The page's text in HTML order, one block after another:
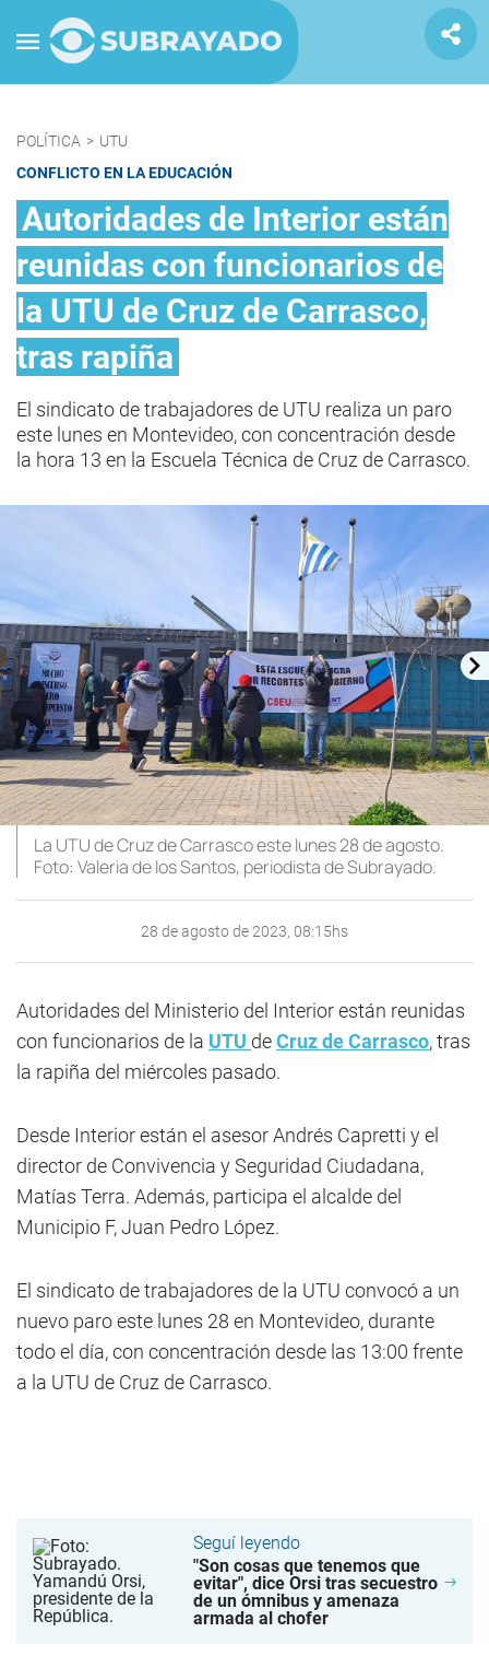
POLÍTICA > UTU
CONFLICTO EN LA EDUCACIÓN
Autoridades de Interior están
reunidas con funcionarios de
la UTU de Cruz de Carrasco,
tras rapiña
El sindicato de trabajadores de UTU realiza un paro
este lunes en Montevideo, con concentración desde
la hora 13 en la Escuela Técnica de Cruz de Carrasco.
La UTU de Cruz de Carrasco este lunes 28 de agosto.
Foto: Valeria de los Santos, periodista de Subrayado.
28 de agosto de 2023, 08:15hs
Autoridades del Ministerio del Interior están reunidas
con funcionarios de la UTU deCruz de Carrasco, tras
la rapiña del miércoles pasado.
Desde Interior están el asesor Andrés Capretti y el
director de Convivencia y Seguridad Ciudadana,
Matías Terra. Además, participa el alcalde del
Municipio F, Juan Pedro López.
El sindicato de trabajadores de la UTU convocó a un
nuevo paro este lunes 28 en Montevideo, durante
todo el día, con concentración desde las 13:00 frente
a la UTU de Cruz de Carrasco.
Seguí leyendo
"Son cosas que tenemos que
evitar", dice Orsi tras secuestro
de un ómnibus y amenaza
armada al chofer